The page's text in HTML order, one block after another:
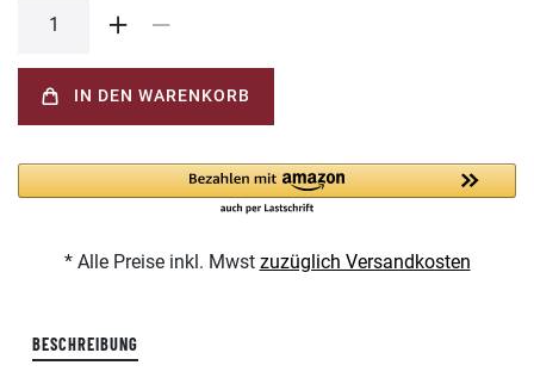
IN DEN WARENKORB
* Alle Preise inkl. Mwst zuzüglich Versandkosten
BESCHREIBUNG